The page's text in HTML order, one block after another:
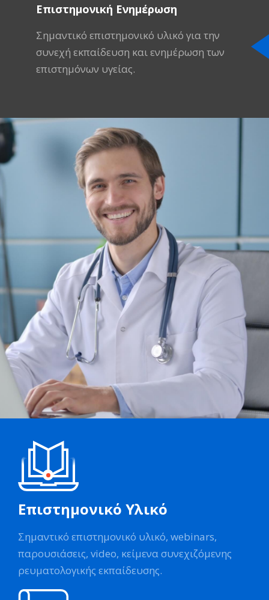
Επιστημονική Ενημέρωση
Σημαντικό επιστημονικό υλικό για την
συνεχή εκπαίδευση και ενημέρωση των
επιστημόνων υγείας.
Επιστημονικό Υλικό
Σημαντικό επιστημονικό υλικό, webinars,
παρουσιάσεις, video, κείμενα συνεχιζόμενης
ρευματολογικής εκπαίδευσης.